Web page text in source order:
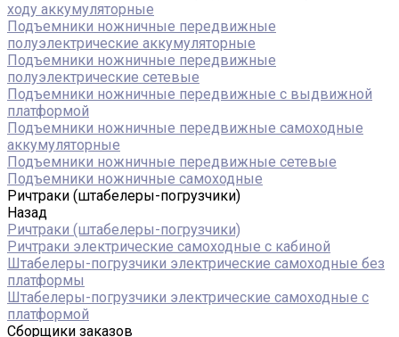
ходу аккумуляторные
Подъемники ножничные передвижные
полуэлектрические аккумуляторные
Подъемники ножничные передвижные
полуэлектрические сетевые
Подъемники ножничные передвижные с выдвижной
платформой
Подъемники ножничные передвижные самоходные
аккумуляторные
Подъемники ножничные передвижные сетевые
Подъемники ножничные самоходные
Ричтраки (штабелеры-погрузчики)
Назад
Ричтраки (штабелеры-погрузчики)
Ричтраки электрические самоходные с кабиной
Штабелеры-погрузчики электрические самоходные без
платформы
Штабелеры-погрузчики электрические самоходные с
платформой
Сборщики заказов